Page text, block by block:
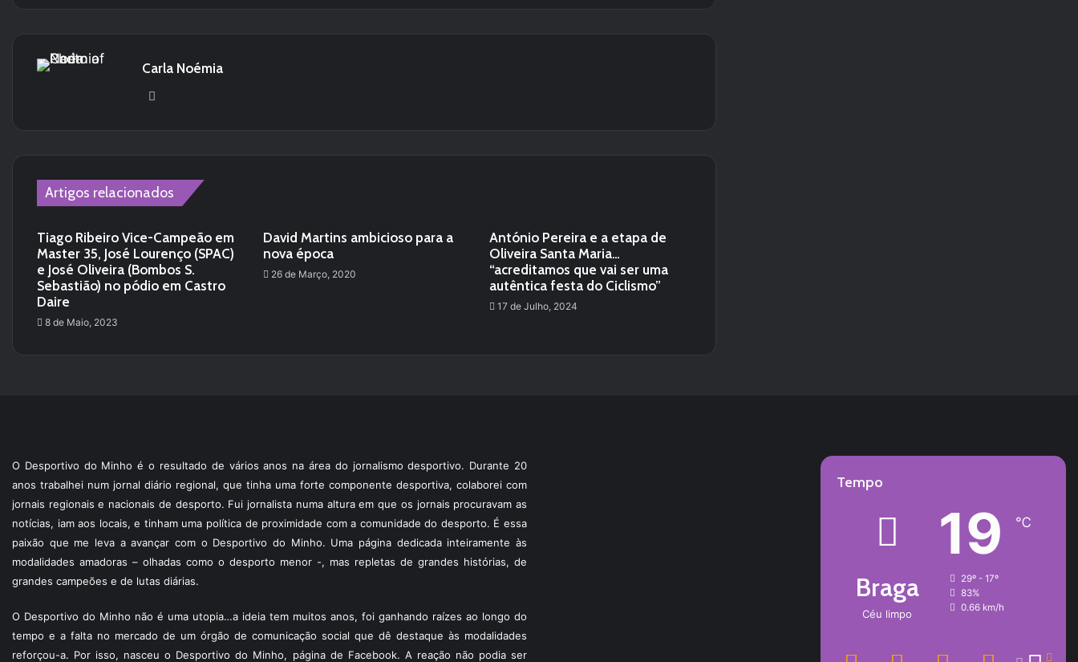
Carla Noémia
Artigos relacionados
Tiago Ribeiro Vice-Campeão em
Master 35, José Lourenço (SPAC)
e José Oliveira (Bombos S.
Sebastião) no pódio em Castro
Daire
8 de Maio, 2023
David Martins ambicioso para a
nova época
26 de Março, 2020
António Pereira e a etapa de
Oliveira Santa Maria…
“acreditamos que vai ser uma
autêntica festa do Ciclismo”
17 de Julho, 2024
O Desportivo do Minho é o resultado de vários anos na área do jornalismo desportivo. Durante 20
anos trabalhei num jornal diário regional, que tinha uma forte componente desportiva, colaborei com
jornais regionais e nacionais de desporto. Fui jornalista numa altura em que os jornais procuravam as
notícias, iam aos locais, e tinham uma política de proximidade com a comunidade do desporto. É essa
paixão que me leva a avançar com o Desportivo do Minho. Uma página dedicada inteiramente às
modalidades amadoras – olhadas como o desporto menor -, mas repletas de grandes histórias, de
grandes campeões e de lutas diárias.
O Desportivo do Minho não é uma utopia…a ideia tem muitos anos, foi ganhando raízes ao longo do
tempo e a falta no mercado de um órgão de comunicação social que dê destaque às modalidades
reforçou-a. Por isso, nasceu o Desportivo do Minho, página de Facebook. A reação não podia ser
Tempo
Braga
Céu limpo
19 ℃
29º - 17º
83%
0.66 km/h